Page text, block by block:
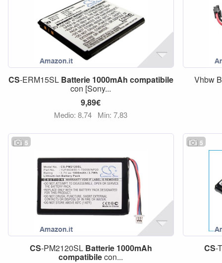
CS-ERM15SL Batterie 1000mAh compatibile
con [Sony...
9,89€
Medio: 8,74 Min: 7,83
Vhbw
5
CS-PM2120SL Batterie 1000mAh
compatibilecon...
5
CS-